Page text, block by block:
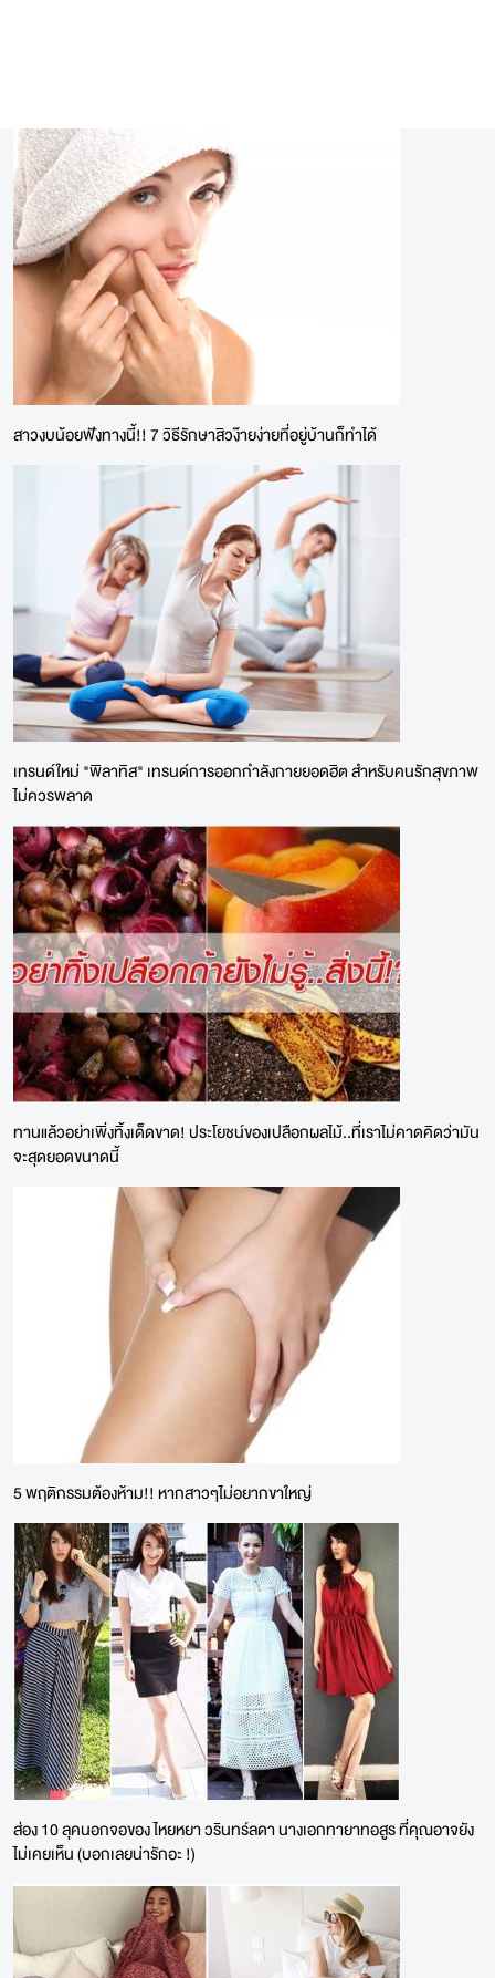
สาวงบน้อยฟังทางนี้!! 7 วิธีรักษาสิวง๊ายง่ายที่อยู่บ้านก็ทำได้
เทรนด์ใหม่ "พิลาทิส" เทรนด์การออกกำลังกายยอดฮิต สำหรับคนรักสุขภาพ
ไม่ควรพลาด
ทานแล้วอย่าเพิ่งทิ้งเด็ดขาด! ประโยชน์ของเปลือกผลไม้..ที่เราไม่คาดคิดว่ามัน
จะสุดยอดขนาดนี้
5 พฤติกรรมต้องห้าม!! หากสาวๆไม่อยากขาใหญ่
ส่อง 10 ลุคนอกจอของ ไหยหยา วรินทร์ลดา นางเอกทายาทอสูร ที่คุณอาจยัง
ไม่เคยเห็น (บอกเลยน่ารักอะ !)